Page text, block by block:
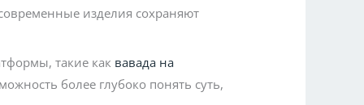
изделия сохраняют
такие как вавада на
более глубоко понять суть,